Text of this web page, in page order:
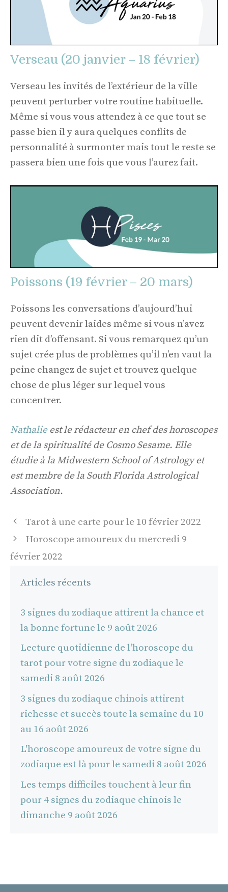
Verseau (20 janvier – 18 février)
Verseau les invités de l’extérieur de la ville
peuvent perturber votre routine habituelle.
Même si vous vous attendez à ce que tout se
passe bien il y aura quelques conflits de
personnalité à surmonter mais tout le reste se
passera bien une fois que vous l’aurez fait.
Poissons (19 février – 20 mars)
Poissons les conversations d’aujourd’hui
peuvent devenir laides même si vous n’avez
rien dit d’offensant. Si vous remarquez qu’un
sujet crée plus de problèmes qu’il n’en vaut la
peine changez de sujet et trouvez quelque
chose de plus léger sur lequel vous
concentrer.
Nathalieest le rédacteur en chef des horoscopes
et de la spiritualité de Cosmo Sesame. Elle
étudie à la Midwestern School of Astrology et
est membre de la South Florida Astrological
Association.
Navigation
des
Tarot à une carte pour le 10 février 2022
Horoscope amoureux du mercredi 9
février 2022
Articles récents
3 signes du zodiaque attirent la chance et
la bonne fortune le 9 août 2026
Lecture quotidienne de l'horoscope du
tarot pour votre signe du zodiaque le
samedi 8 août 2026
3 signes du zodiaque chinois attirent
richesse et succès toute la semaine du 10
au 16 août 2026
L'horoscope amoureux de votre signe du
zodiaque est là pour le samedi 8 août 2026
Les temps difficiles touchent à leur fin
pour 4 signes du zodiaque chinois le
dimanche 9 août 2026